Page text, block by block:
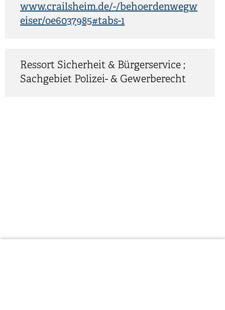
www.crailsheim.de/-/behoerdenwegw
eiser/oe6037985#tabs-1
Ressort Sicherheit & Bürgerservice ;
Sachgebiet Polizei- & Gewerberecht